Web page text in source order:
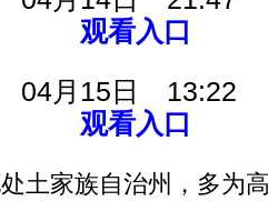
观看入口
04月15日 13:22
观看入口
家族自治州，多为